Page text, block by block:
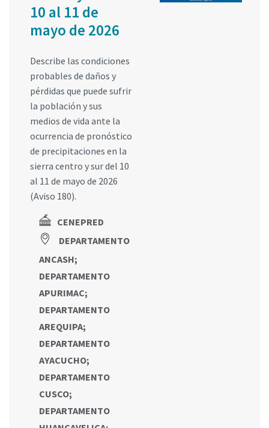
10 al 11 de
mayo de 2026
Describe las condiciones
probables de daños y
pérdidas que puede sufrir
la población y sus
medios de vida ante la
ocurrencia de pronóstico
de precipitaciones en la
sierra centro y sur del 10
al 11 de mayo de 2026
(Aviso 180).
CENEPRED
DEPARTAMENTO
ANCASH;
DEPARTAMENTO
APURIMAC;
DEPARTAMENTO
AREQUIPA;
DEPARTAMENTO
AYACUCHO;
DEPARTAMENTO
CUSCO;
DEPARTAMENTO